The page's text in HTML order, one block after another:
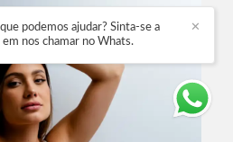
✕
podemos ajudar? Sinta-se a
nos chamar no Whats.